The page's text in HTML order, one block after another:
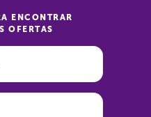
ENCONTRAR
OFERTAS